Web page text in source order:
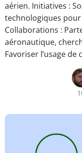
aérien. Initiatives :
technologiques
Collaborations :
aéronautique,
Favoriser l’usage